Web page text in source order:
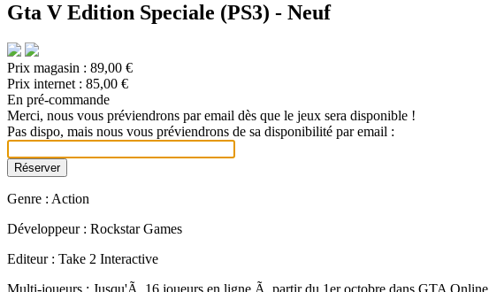
Gta V Edition Speciale (PS3) - Neuf
Prix magasin : 89,00 €
Prix internet : 85,00 €
En pré-commande
Merci, nous vous préviendrons par email dès que le jeux sera disponible !
Pas dispo, mais nous vous préviendrons de sa disponibilité par email :
Genre : Action
Développeur : Rockstar Games
Editeur : Take 2 Interactive